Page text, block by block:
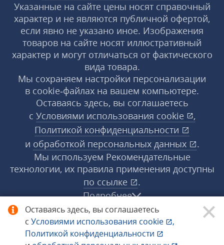
Оставаясь здесь, вы соглашаетесь
с Условиями использования cookie
,
Политикой конфиденциальности
Указанные на сайте цены носят справочный
характер и не являются публичной офертой,
если явно не указано иное. Изображения
товаров на сайте носят иллюстративный
характер и могут отличаться от фактического
вида товара.
Мы сохраняем настройки персонализации
в cookie‑файлах на вашем компьютере.
Оставаясь здесь, вы соглашаетесь
с Условиями использования cookie
,
Политикой конфиденциальности
и обработкой персональных данных
.
Мы используем Рекомендательные
технологии, их правила применения доступны
по ссылке
.
Подробнее
© 1998−2026 «1С‑Рарус» ®. Все права
защищены.